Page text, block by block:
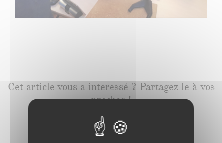
Cet article vous a interessé ? Partagez le à vos
proches !